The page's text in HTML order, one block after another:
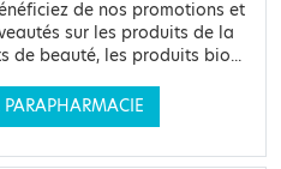
de nos promotions et
sur les produits de la
de beauté, les produits bio...